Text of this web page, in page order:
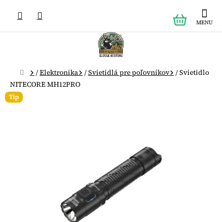
obsah
KOŠÍK
Domov
/Elektronika /Svietidlá pre poľovníkov /Svietidlo
NITECORE MH12PRO
Tip